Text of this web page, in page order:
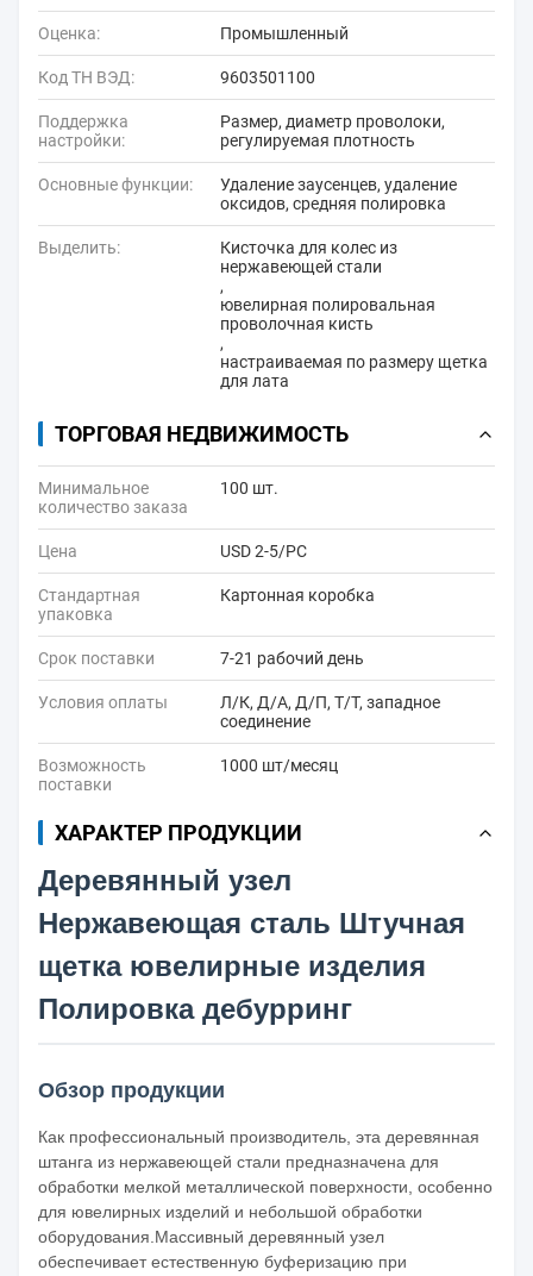
Оценка: Промышленный
Код ТН ВЭД: 9603501100
Поддержка
настройки:
Размер, диаметр проволоки,
регулируемая плотность
Основные функции:
Удаление заусенцев, удаление
оксидов, средняя полировка
Выделить:
Кисточка для колес из
нержавеющей стали
,
ювелирная полировальная
проволочная кисть
,
настраиваемая по размеру щетка
для лата
ТОРГОВАЯ НЕДВИЖИМОСТЬ
Минимальное
количество заказа
100 шт.
Цена USD 2-5/PC
Стандартная
упаковка
Картонная коробка
Срок поставки 7-21 рабочий день
Условия оплаты
Л/К, Д/А, Д/П, Т/Т, западное
соединение
Возможность
поставки
1000 шт/месяц
ХАРАКТЕР ПРОДУКЦИИ
Деревянный узел
Нержавеющая сталь Штучная
щетка ювелирные изделия
Полировка дебурринг
Обзор продукции
Как профессиональный производитель, эта деревянная
штанга из нержавеющей стали предназначена для
обработки мелкой металлической поверхности, особенно
для ювелирных изделий и небольшой обработки
оборудования.Массивный деревянный узел
обеспечивает естественную буферизацию при